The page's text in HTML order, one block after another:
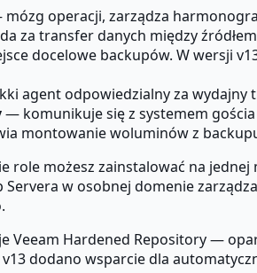
operacji, zarządza
za transfer danych między
docelowe backupów. W wersji
agent odpowiedzialny za wydajny
— komunikuje się z systemem
montowanie woluminów z
role możesz zainstalować na
Servera w osobnej domenie
Veeam Hardened Repository —
dodano wsparcie dla